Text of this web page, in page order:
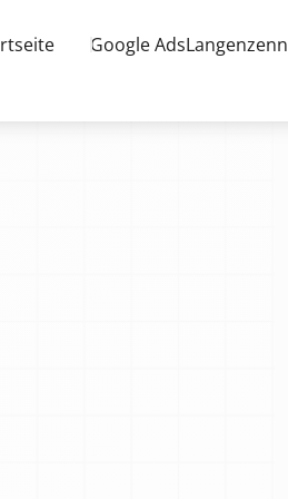
Google AdsLangenzenn